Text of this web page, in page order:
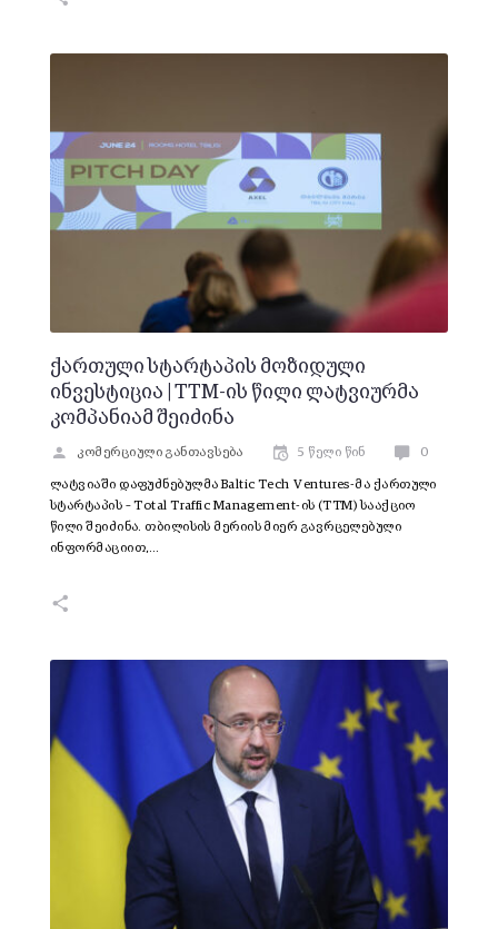
ქართული სტარტაპის მოზიდული
ინვესტიცია | TTM-ის წილი ლატვიურმა
კომპანიამ შეიძინა
კომერციული განთავსება 5 წელი წინ 0
ლატვიაში დაფუძნებულმა Baltic Tech Ventures-მა ქართული
სტარტაპის – Total Traffic Management-ის (TTM) სააქციო
წილი შეიძინა. თბილისის მერიის მიერ გავრცელებული
ინფორმაციით,…